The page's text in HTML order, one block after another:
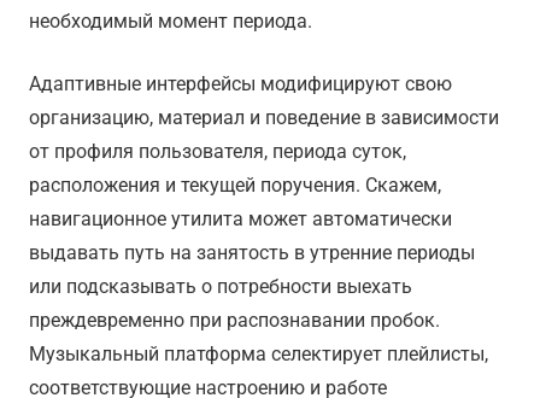
необходимый момент периода.
Адаптивные интерфейсы модифицируют свою
организацию, материал и поведение в зависимости
от профиля пользователя, периода суток,
расположения и текущей поручения. Скажем,
навигационное утилита может автоматически
выдавать путь на занятость в утренние периоды
или подсказывать о потребности выехать
преждевременно при распознавании пробок.
Музыкальный платформа селектирует плейлисты,
соответствующие настроению и работе